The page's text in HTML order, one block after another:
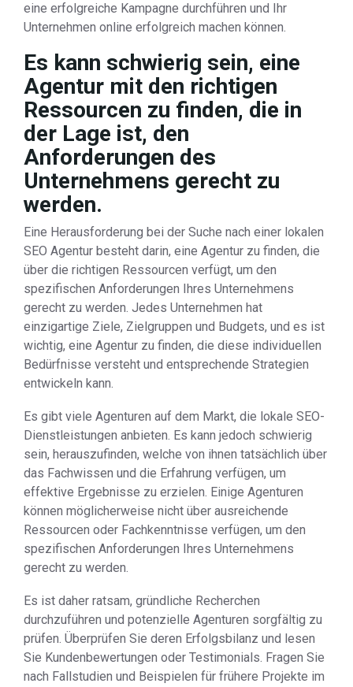
eine erfolgreiche Kampagne durchführen und Ihr
Unternehmen online erfolgreich machen können.
Es kann schwierig sein, eine
Agentur mit den richtigen
Ressourcen zu finden, die in
der Lage ist, den
Anforderungen des
Unternehmens gerecht zu
werden.
Eine Herausforderung bei der Suche nach einer lokalen
SEO Agentur besteht darin, eine Agentur zu finden, die
über die richtigen Ressourcen verfügt, um den
spezifischen Anforderungen Ihres Unternehmens
gerecht zu werden. Jedes Unternehmen hat
einzigartige Ziele, Zielgruppen und Budgets, und es ist
wichtig, eine Agentur zu finden, die diese individuellen
Bedürfnisse versteht und entsprechende Strategien
entwickeln kann.
Es gibt viele Agenturen auf dem Markt, die lokale SEO-
Dienstleistungen anbieten. Es kann jedoch schwierig
sein, herauszufinden, welche von ihnen tatsächlich über
das Fachwissen und die Erfahrung verfügen, um
effektive Ergebnisse zu erzielen. Einige Agenturen
können möglicherweise nicht über ausreichende
Ressourcen oder Fachkenntnisse verfügen, um den
spezifischen Anforderungen Ihres Unternehmens
gerecht zu werden.
Es ist daher ratsam, gründliche Recherchen
durchzuführen und potenzielle Agenturen sorgfältig zu
prüfen. Überprüfen Sie deren Erfolgsbilanz und lesen
Sie Kundenbewertungen oder Testimonials. Fragen Sie
nach Fallstudien und Beispielen für frühere Projekte im